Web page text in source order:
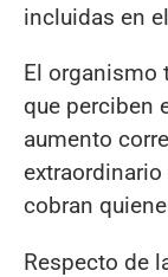
incluidas en
El organismo
que perciben
aumento
extraordinario
cobran
Respecto de